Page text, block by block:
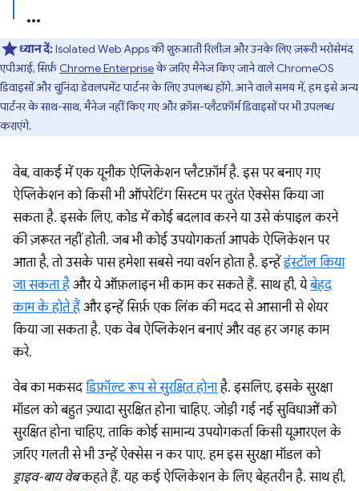
ध्यान दें:Isolated Web Apps की शुरुआती रिलीज़ और उनके लिए ज़रूरी भरोसेमंद
एपीआई, सिर्फ़ Chrome Enterpriseके ज़रिए मैनेज किए जाने वाले ChromeOS
डिवाइसों और चुनिंदा डेवलपमेंट पार्टनर के लिए उपलब्ध होंगे. आने वाले समय में, हम इसे अन्य
पार्टनर के साथ-साथ, मैनेज नहीं किए गए और क्रॉस-प्लैटफ़ॉर्म डिवाइसों पर भी उपलब्ध
कराएंगे.
वेब, वाकई में एक यूनीक ऐप्लिकेशन प्लैटफ़ॉर्म है. इस पर बनाए गए
ऐप्लिकेशन को किसी भी ऑपरेटिंग सिस्टम पर तुरंत ऐक्सेस किया जा
सकता है. इसके लिए, कोड में कोई बदलाव करने या उसे कंपाइल करने
की ज़रूरत नहीं होती. जब भी कोई उपयोगकर्ता आपके ऐप्लिकेशन पर
आता है, तो उसके पास हमेशा सबसे नया वर्शन होता है. इन्हेंइंस्टॉल किया
जा सकता है और ये ऑफ़लाइन भी काम कर सकते हैं. साथ ही, येबेहद
काम के होते हैं और इन्हें सिर्फ़ एक लिंक की मदद से आसानी से शेयर
किया जा सकता है. एक वेब ऐप्लिकेशन बनाएं और वह हर जगह काम
करे.
वेब का मकसद डिफ़ॉल्ट रूप से सुरक्षित होनाहै. इसलिए, इसके सुरक्षा
मॉडल को बहुत ज़्यादा सुरक्षित होना चाहिए. जोड़ी गई नई सुविधाओं को
सुरक्षित होना चाहिए, ताकि कोई सामान्य उपयोगकर्ता किसी यूआरएल के
ज़रिए गलती से भी उन्हें ऐक्सेस न कर पाए. हम इस सुरक्षा मॉडल को
ड्राइव-बाय वेबकहते हैं. यह कई ऐप्लिकेशन के लिए बेहतरीन है. साथ ही,